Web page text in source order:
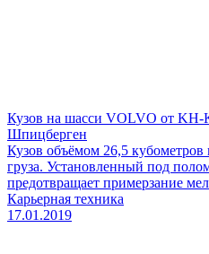
Кузов на шасси VOLVO от KH-
Шпицберген
Кузов объёмом 26,5 кубометров
груза. Установленный под
предотвращает примерзание
Карьерная техника
17.01.2019